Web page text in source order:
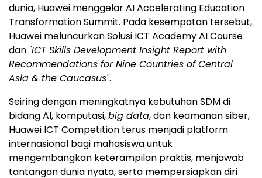
dunia, Huawei menggelar AI Accelerating Education
Transformation Summit. Pada kesempatan tersebut,
Huawei meluncurkan Solusi ICT Academy AI Course
dan "ICT Skills Development Insight Report with
Recommendations for Nine Countries of Central
Asia & the Caucasus".
Seiring dengan meningkatnya kebutuhan SDM di
bidang AI, komputasi,big data, dan keamanan siber,
Huawei ICT Competition terus menjadi platform
internasional bagi mahasiswa untuk
mengembangkan keterampilan praktis, menjawab
tantangan dunia nyata, serta mempersiapkan diri